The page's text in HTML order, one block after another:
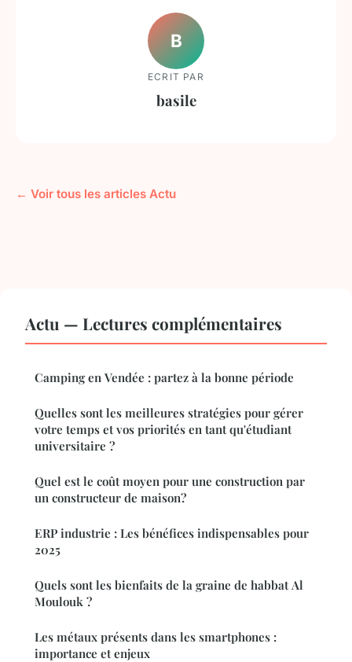
B
ECRIT PAR
basile
← Voir tous les articles Actu
Actu — Lectures complémentaires
Camping en Vendée : partez à la bonne période
Quelles sont les meilleures stratégies pour gérer
votre temps et vos priorités en tant qu'étudiant
universitaire ?
Quel est le coût moyen pour une construction par
un constructeur de maison?
ERP industrie : Les bénéfices indispensables pour
2025
Quels sont les bienfaits de la graine de habbat Al
Moulouk ?
Les métaux présents dans les smartphones :
importance et enjeux